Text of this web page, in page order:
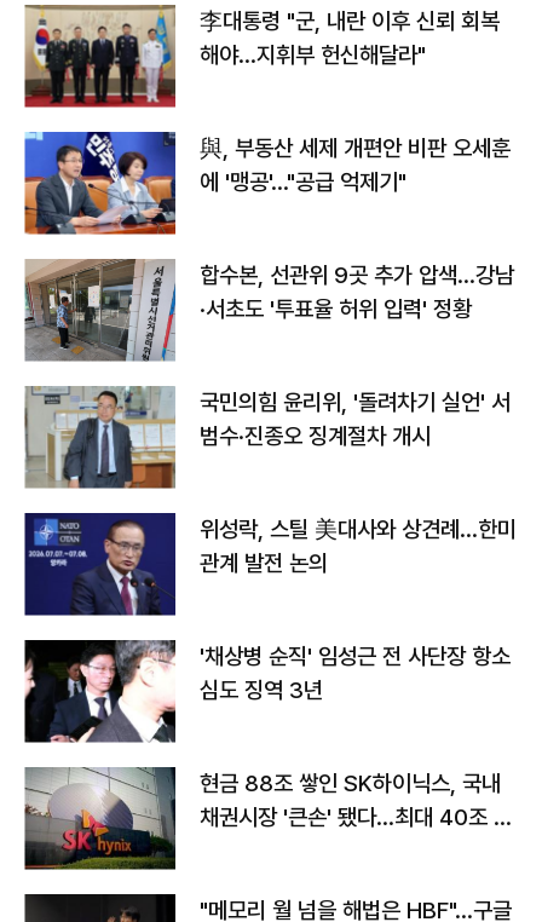
李대통령 "군, 내란 이후 신뢰 회복
해야…지휘부 헌신해달라"
與, 부동산 세제 개편안 비판 오세훈
에 '맹공'…"공급 억제기"
합수본, 선관위 9곳 추가 압색…강남
·서초도 '투표율 허위 입력' 정황
국민의힘 윤리위, '돌려차기 실언' 서
범수·진종오 징계절차 개시
위성락, 스틸 美대사와 상견례…한미
관계 발전 논의
'채상병 순직' 임성근 전 사단장 항소
심도 징역 3년
현금 88조 쌓인 SK하이닉스, 국내
채권시장 '큰손' 됐다…최대 40조 투
"메모리 월 넘을 해법은 HBF"…구글